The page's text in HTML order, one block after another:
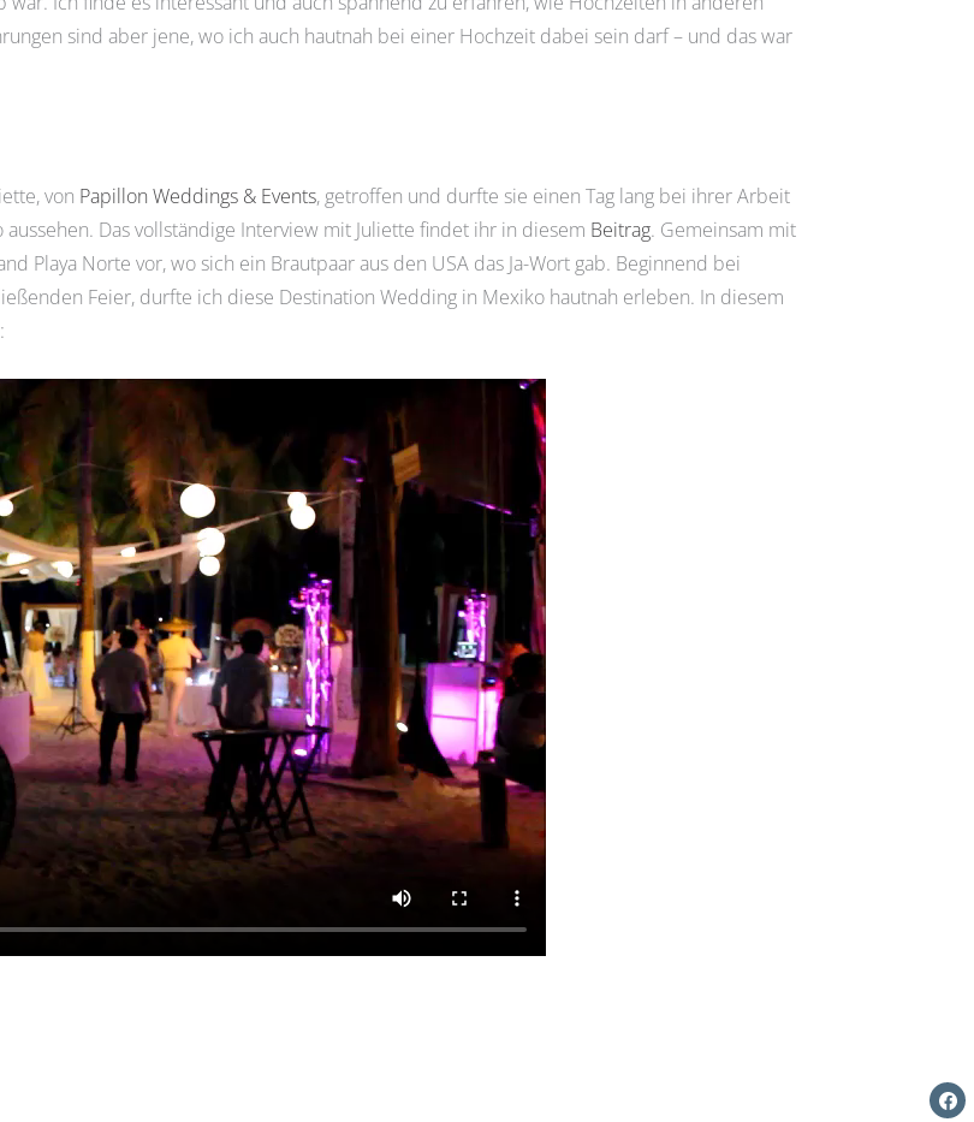
sind aber jene, wo ich auch hautnah bei einer Hochzeit dabei sein darf – und das war
von Papillon Weddings & Events, getroffen und durfte sie einen Tag lang bei ihrer Arbeit
Das vollständige Interview mit Juliette findet ihr in diesem Beitrag. Gemeinsam mit
Playa Norte vor, wo sich ein Brautpaar aus den USA das Ja-Wort gab. Beginnend bei
Feier, durfte ich diese Destination Wedding in Mexiko hautnah erleben. In diesem